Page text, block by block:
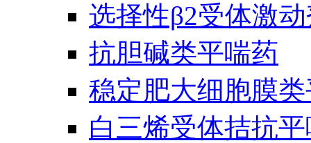
选择性β2受体激
抗胆碱类平喘药
稳定肥大细胞膜
白三烯受体拮抗